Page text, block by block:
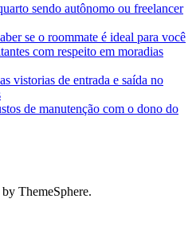
sendo autônomo ou freelancer
se o roommate é ideal para você
com respeito em moradias
vistorias de entrada e saída no
de manutenção com o dono do
ThemeSphere.